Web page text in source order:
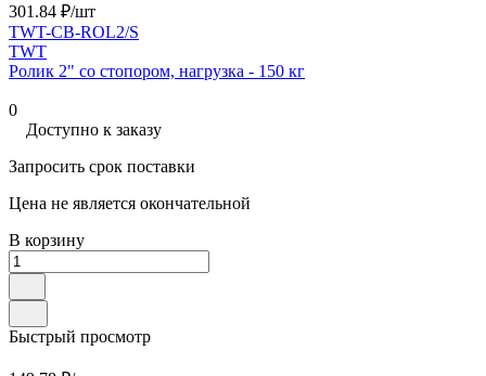
301.84 ₽/шт
TWT-CB-ROL2/S
TWT
Ролик 2" со стопором, нагрузка - 150 кг
0
Доступно к заказу
Запросить срок поставки
Цена не является окончательной
В корзину
Быстрый просмотр